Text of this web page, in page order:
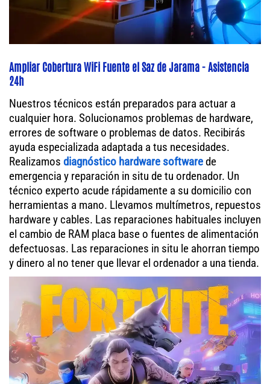
Ampliar Cobertura WiFi Fuente el Saz de Jarama - Asistencia
24h
Nuestros técnicos están preparados para actuar a
cualquier hora. Solucionamos problemas de hardware,
errores de software o problemas de datos. Recibirás
ayuda especializada adaptada a tus necesidades.
Realizamos diagnóstico hardware softwarede
emergencia y reparación in situ de tu ordenador. Un
técnico experto acude rápidamente a su domicilio con
herramientas a mano. Llevamos multímetros, repuestos
hardware y cables. Las reparaciones habituales incluyen
el cambio de RAM placa base o fuentes de alimentación
defectuosas. Las reparaciones in situ le ahorran tiempo
y dinero al no tener que llevar el ordenador a una tienda.